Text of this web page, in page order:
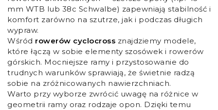
mm WTB lub 38c Schwalbe) zapewniają stabilność i
komfort zarówno na szutrze, jak i podczas długich
wypraw.
Wśród rowerów cyclocross znajdziemy modele,
które łączą w sobie elementy szosówek i rowerów
górskich. Mocniejsze ramy i przystosowanie do
trudnych warunków sprawiają, że świetnie radzą
sobie na zróżnicowanych nawierzchniach.
Warto przy wyborze zwrócić uwagę na różnice w
geometrii ramy oraz rodzaje opon. Dzięki temu